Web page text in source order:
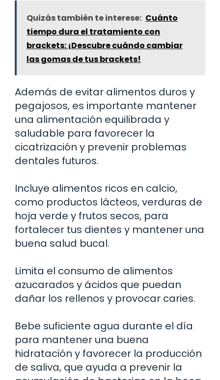
Quizás también te interese: Cuánto
tiempo dura el tratamiento con
brackets: ¡Descubre cuándo cambiar
las gomas de tus brackets!
Además de evitar alimentos duros y
pegajosos, es importante mantener
una alimentación equilibrada y
saludable para favorecer la
cicatrización y prevenir problemas
dentales futuros.
Incluye alimentos ricos en calcio,
como productos lácteos, verduras de
hoja verde y frutos secos, para
fortalecer tus dientes y mantener una
buena salud bucal.
Limita el consumo de alimentos
azucarados y ácidos que puedan
dañar los rellenos y provocar caries.
Bebe suficiente agua durante el día
para mantener una buena
hidratación y favorecer la producción
de saliva, que ayuda a prevenir la